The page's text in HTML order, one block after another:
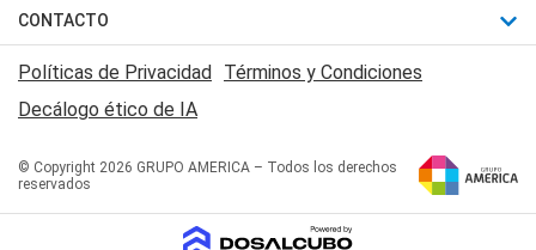
Judiciales
Economia
Trucos caseros
Series y Películas
Edictos y Solicitadas
Mundial
Automovilismo
Rugby
Básquet
Canal 7 en Vivo
San Juan 8
CONTACTO
Acerca de Nosotros
Contactanos
Políticas de Privacidad Términos y Condiciones
Decálogo ético de IA
© Copyright 2026 GRUPO AMERICA – Todos los derechos
reservados